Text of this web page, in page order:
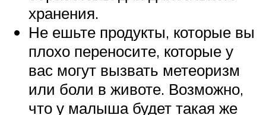
хранения.
Не ешьте продукты, которые вы
плохо переносите, которые у
вас могут вызвать метеоризм
или боли в животе. Возможно,
что у малыша будет такая же